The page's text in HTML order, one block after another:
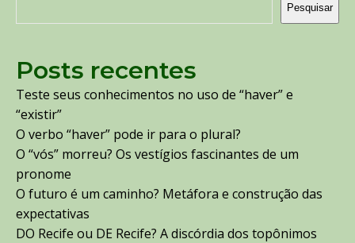
Pesquisar
Posts recentes
Teste seus conhecimentos no uso de “haver” e
“existir”
O verbo “haver” pode ir para o plural?
O “vós” morreu? Os vestígios fascinantes de um
pronome
O futuro é um caminho? Metáfora e construção das
expectativas
DO Recife ou DE Recife? A discórdia dos topônimos